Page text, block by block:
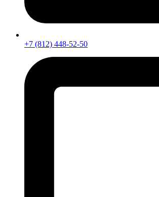
+7 (812) 448-52-50